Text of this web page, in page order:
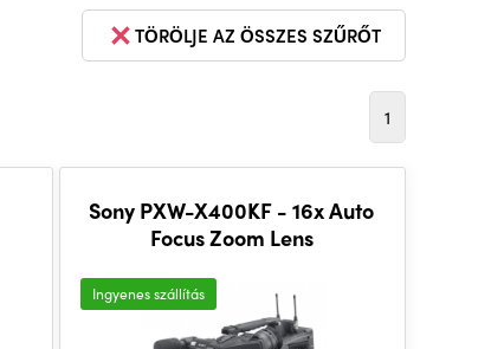
TÖRÖLJE AZ ÖSSZES SZŰRŐT
1
Sony PXW-X400KF - 16x Auto
Focus Zoom Lens
Ingyenes szállítás